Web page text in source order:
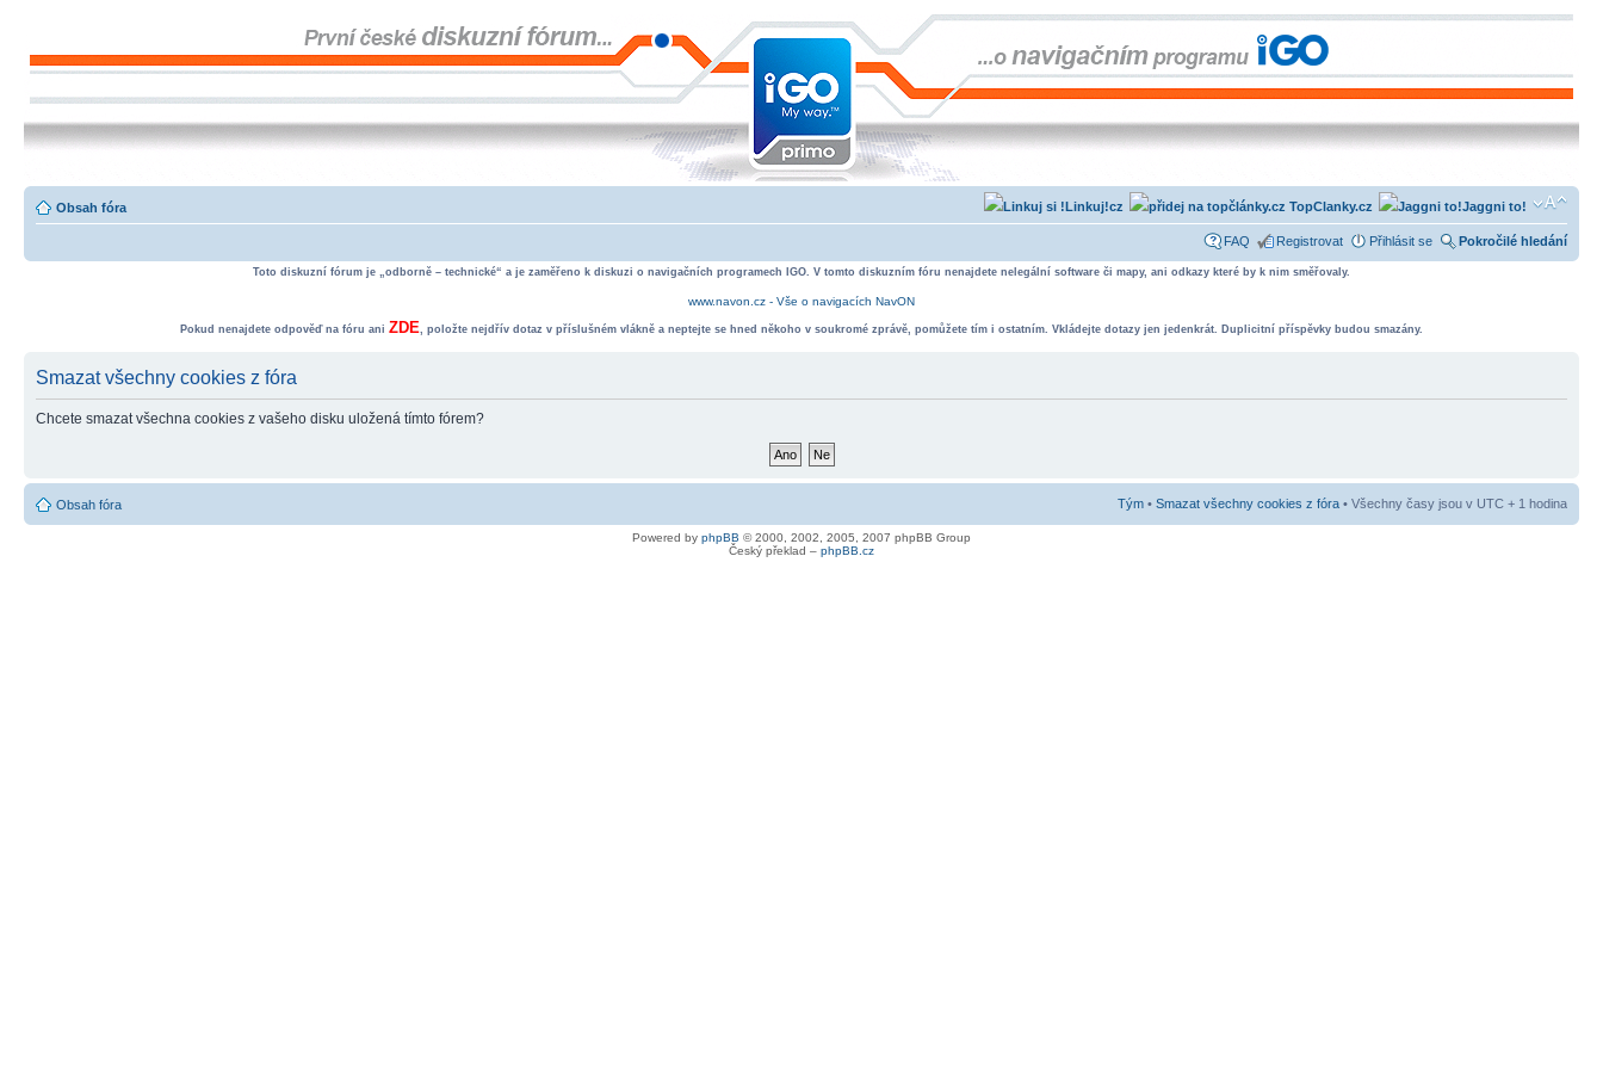
Obsah fóra Jaggni to!
TopClanky.cz
Linkuj!cz
FAQ Registrovat Přihlásit se Pokročilé hledání
Toto diskuzní fórum je „odborně – technické“ a je zaměřeno k diskuzi o navigačních programech IGO. V tomto diskuzním fóru nenajdete nelegální software či mapy, ani odkazy které by k nim směřovaly.
www.navon.cz - Vše o navigacích NavON
Pokud nenajdete odpověď na fóru ani ZDE, položte nejdřív dotaz v příslušném vlákně a neptejte se hned někoho v soukromé zprávě, pomůžete tím i ostatním. Vkládejte dotazy jen jedenkrát. Duplicitní příspěvky budou smazány.
Smazat všechny cookies z fóra
Chcete smazat všechna cookies z vašeho disku uložená tímto fórem?
Obsah fóra Tým • Smazat všechny cookies z fóra • Všechny časy jsou v UTC + 1 hodina
Powered by phpBB © 2000, 2002, 2005, 2007 phpBB Group
Český překlad – phpBB.cz